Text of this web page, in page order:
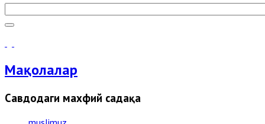
Мақолалар
Савдодаги махфий садақа